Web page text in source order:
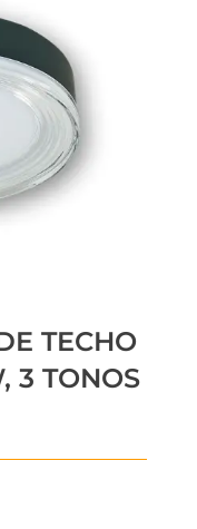
TECHO
3 TONOS